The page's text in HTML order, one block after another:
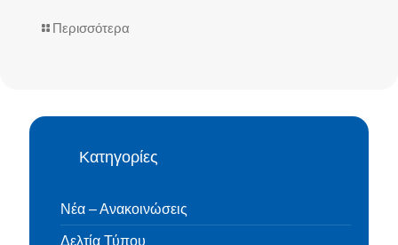
Περισσότερα
Κατηγορίες
Νέα – Ανακοινώσεις
Δελτία Τύπου